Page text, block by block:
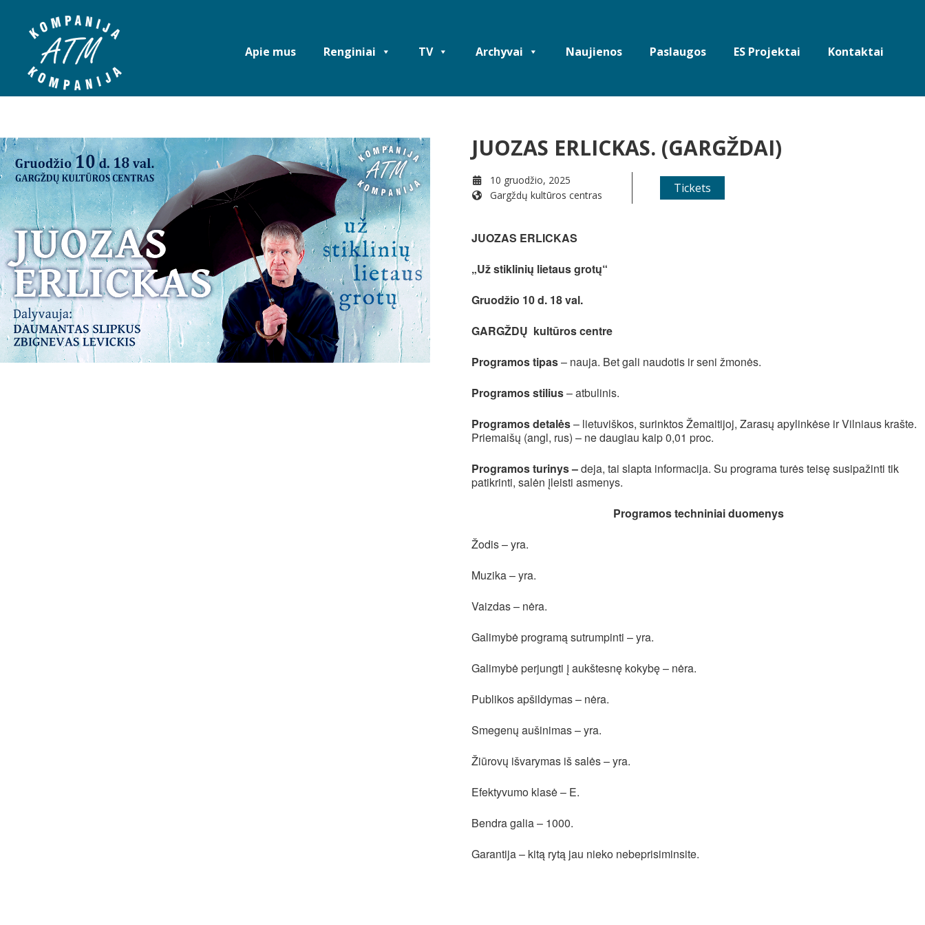
Apie mus Renginiai TV Archyvai Naujienos Paslaugos ES Projektai Kontaktai
JUOZAS ERLICKAS. (GARGŽDAI)
10 gruodžio, 2025
Gargždų kultūros centras
Tickets
WHEN
10 gruodžio, 2025
EVENT TYPE
JUOZAS ERLICKAS
„Už stiklinių lietaus grotų“
Gruodžio 10 d. 18 val.
GARGŽDŲ kultūros centre
Programos tipas– nauja. Bet gali naudotis ir seni žmonės.
Programos stilius– atbulinis.
Programos detalės– lietuviškos, surinktos Žemaitijoj, Zarasų apylinkėse ir Vilniaus krašte.
Priemaišų (angl, rus) – ne daugiau kaip 0,01 proc.
Programos turinys –deja, tai slapta informacija. Su programa turės teisę susipažinti tik
patikrinti, salėn įleisti asmenys.
Programos techniniai duomenys
Žodis – yra.
Muzika – yra.
Vaizdas – nėra.
Galimybė programą sutrumpinti – yra.
Galimybė perjungti į aukštesnę kokybę – nėra.
Publikos apšildymas – nėra.
Smegenų aušinimas – yra.
Žiūrovų išvarymas iš salės – yra.
Efektyvumo klasė – E.
Bendra galia – 1000.
Garantija – kitą rytą jau nieko nebeprisiminsite.